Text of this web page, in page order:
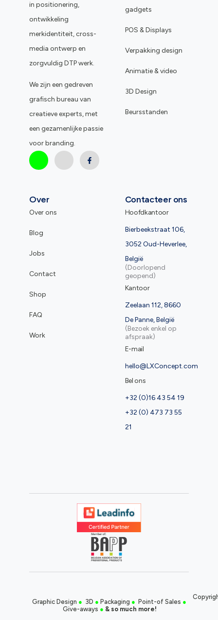
in positionering,
ontwikkeling
merkidentiteit, cross-
media ontwerp en
zorgvuldig DTP werk.
We zijn een gedreven
grafisch bureau van
creatieve experts, met
een gezamenlijke passie
voor branding.
gadgets
POS & Displays
Verpakking design
Animatie & video
3D Design
Beursstanden
Over
Over ons
Blog
Jobs
Contact
Shop
FAQ
Work
Contacteer ons
Hoofdkantoor
Bierbeekstraat 106,
3052 Oud-Heverlee,
België
(Doorlopend
geopend)
Kantoor
Zeelaan 112, 8660
De Panne, België
(Bezoek enkel op
afspraak)
E-mail
hello@LXConcept.com
Bel ons
+32 (0)16 43 54 19
+32 (0) 473 73 55
21
Graphic Design ● 3D ● Packaging ● Point-of Sales ●
Give-aways ● & so much more!